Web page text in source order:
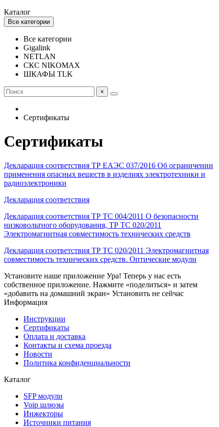
Каталог
Все категории
Все категории
Gigalink
NETLAN
СКС NIKOMAX
ШКАФЫ TLK
×
Сертификаты
Сертификаты
Декларация соответствия ТР ЕАЭС 037/2016 Об ограничении
применения опасных веществ в изделиях электротехники и
радиоэлектроники
Декларация соответствия
Декларация соответствия ТР ТС 004/2011 О безопасности
низковольтного оборудования, ТР ТС 020/2011
Электромагнитная совместимость технических средств
Декларация соответствия ТР ТС 020/2011 Электромагнитная
совместимость технических средств. Оптические модули
Установите наше приложение Ура! Теперь у нас есть
собственное приложение. Нажмите «поделиться» и затем
«добавить на домашний экран» Установить не сейчас
Информация
Инструкции
Сертификаты
Оплата и доставка
Контакты и схема проезда
Новости
Политика конфиденциальности
Каталог
SFP модули
Voip шлюзы
Инжекторы
Источники питания